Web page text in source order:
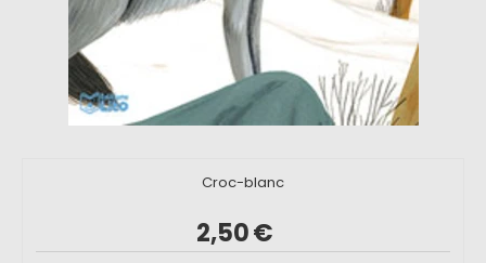
Croc-blanc
2,50€